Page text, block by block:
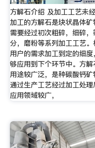
方解石介绍 及加工工艺未
加工的方解石是块状晶体矿
需要经过初次粗碎，细碎，
分，磨粉等系列加工工艺。
用户的需求加工到定的细度
够应用到下个环节中。方解
用途较广泛，是种碳酸钙矿
通过生产工艺经过加工处理
应用领域较广，